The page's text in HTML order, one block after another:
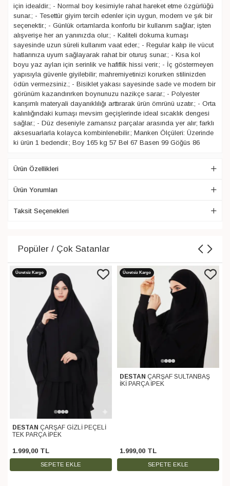
için idealdir.; - Normal boy kesimiyle rahat hareket etme özgürlüğü
sunar.; - Tesettür giyim tercih edenler için uygun, modern ve şık bir
seçenektir.; - Günlük ortamlarda konforlu bir kullanım sağlar; işten
alışverişe her an yanınızda olur.; - Kaliteli dokuma kumaşı
sayesinde uzun süreli kullanım vaat eder.; - Regular kalıp ile vücut
hatlarınıza uyum sağlayarak rahat bir oturuş sunar.; - Kısa kol
boyu yaz ayları için serinlik ve hafiflik hissi verir.; - İç göstermeyen
yapısıyla güvenle giyilebilir; mahremiyetinizi korurken stilinizden
ödün vermezsiniz.; - Bisiklet yakası sayesinde sade ve modern bir
görünüm kazandırırken boynunuzu nazikçe sarar.; - Polyester
karışımlı materyali dayanıklılığı arttırarak ürün ömrünü uzatır.; - Orta
kalınlığındaki kumaşı mevsim geçişlerinde ideal sıcaklık dengesi
sağlar.; - Düz deseniyle zamansız parçalar arasında yer alır; farklı
aksesuarlarla kolayca kombinlenebilir.; Manken Ölçüleri: Üzerinde
ki ürün 1 bedendir.; Boy 165 kg 57 Bel 67 Basen 99 Göğüs 86
Ürün Özellikleri
Ürün Yorumları
Taksit Seçenekleri
Popüler / Çok Satanlar
Ücretsiz Kargo
DESTAN ÇARŞAF GİZLİ PEÇELİ
TEK PARÇA İPEK
1.999,00 TL
SEPETE EKLE
Ücretsiz Kargo
DESTAN ÇARŞAF SULTANBAŞ
İKİ PARÇA İPEK
1.999,00 TL
SEPETE EKLE